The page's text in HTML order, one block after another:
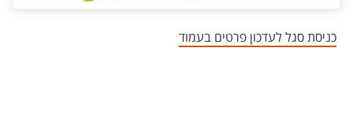
כניסת סגל לעדכון פרטים בעמוד